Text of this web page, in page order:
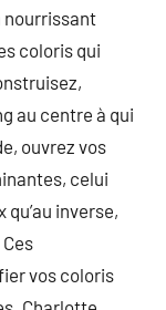
nourrissant
coloris qui
au centre à qui
ouvrez vos
celui
inverse,
vos coloris